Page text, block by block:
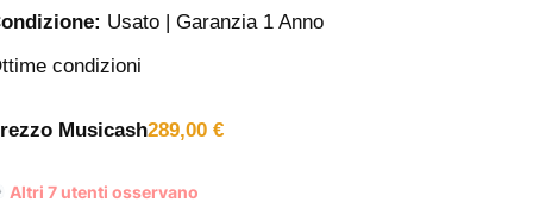
Usato | Garanzia 1 Anno
condizioni
Musicash289,00 €
Altri7 utenti osservano